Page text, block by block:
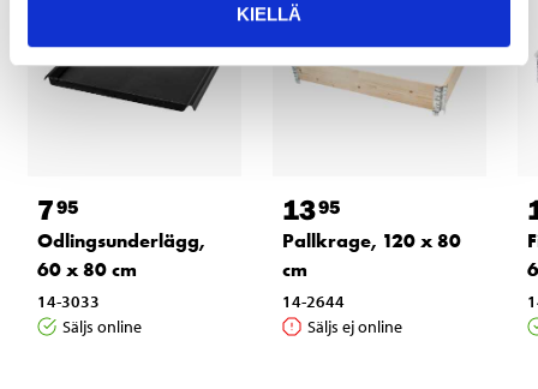
KIELLÄ
795
Odlingsunderlägg,
60 x 80 cm
14-3033
Säljs online
1395
Pallkrage, 120 x 80
cm
14-2644
Säljs ej online